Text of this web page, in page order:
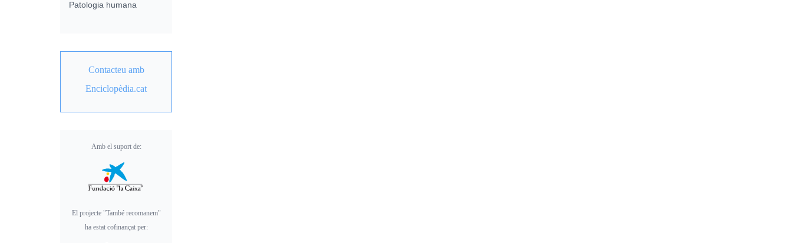
Patologia humana
Contacteu amb
Enciclopèdia.cat
Amb el suport de:
El projecte "També recomanem"
ha estat cofinançat per: